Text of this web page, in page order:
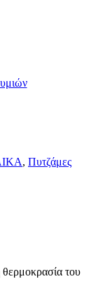
, Πυτζάμες
θερμοκρασία του